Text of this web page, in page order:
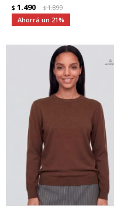
$ 1.490 $1.899
21